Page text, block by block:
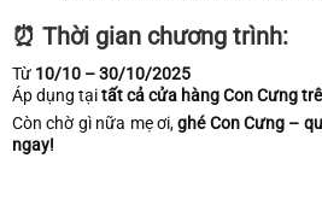
⏰ Thời gian chương trình:
Từ 10/10 – 30/10/2025
Áp dụng tạitất cả cửa hàng Con Cưng
Còn chờ gì nữa mẹ ơi,ghé Con Cưng –
ngay!